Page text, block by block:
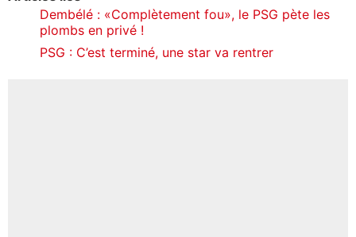
Dembélé : «Complètement fou», le PSG pète les
plombs en privé !
PSG : C’est terminé, une star va rentrer